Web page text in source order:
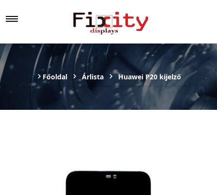
Főoldal Árlista Huawei P20 kijelző